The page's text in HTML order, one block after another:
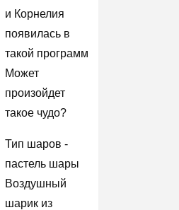
и Корнелия
появилась в
такой программ
Может
произойдет
такое чудо?
Тип шаров -
пастель шары
Воздушный
шарик из